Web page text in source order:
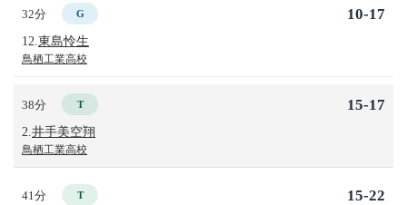
32分 G
12. 東島怜生
鳥栖工業高校
10-17
38分 T
2. 井手美空翔
鳥栖工業高校
15-17
41分 T 15-22